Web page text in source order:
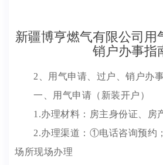
新疆博亨燃气有限公司用
销户办事指
2、用气申请、过户、销户办
一、用气申请（新装开户）
1.办理材料：房主身份证、房
2.办理渠道：①电话咨询预约
场所现场办理